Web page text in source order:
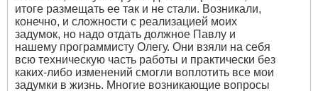
итоге размещать ее так и не стали. Возникали,
конечно, и сложности с реализацией моих
задумок, но надо отдать должное Павлу и
нашему программисту Олегу. Они взяли на себя
всю техническую часть работы и практически без
каких-либо изменений смогли воплотить все мои
задумки в жизнь. Многие возникающие вопросы